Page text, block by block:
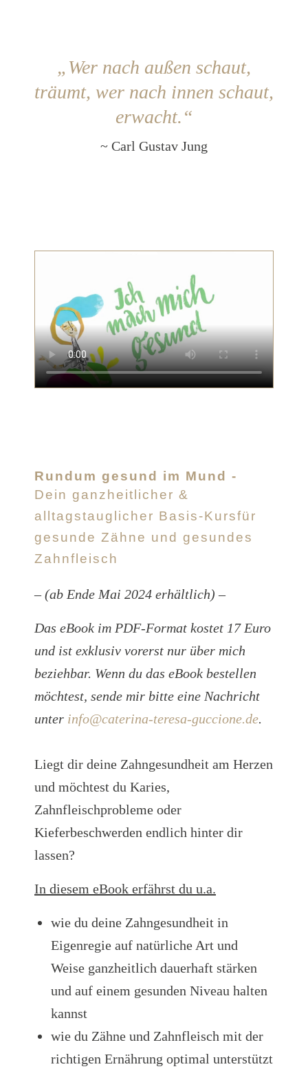
„Wer nach außen schaut,
träumt, wer nach innen schaut,
erwacht.“
~ Carl Gustav Jung
Rundum gesund im Mund -
Dein ganzheitlicher &
alltagstauglicher Basis-Kursfür
gesunde Zähne und gesundes
Zahnfleisch
– (ab Ende Mai 2024 erhältlich) –
Das eBook im PDF-Format kostet 17 Euro
und ist exklusiv vorerst nur über mich
beziehbar. Wenn du das eBook bestellen
möchtest, sende mir bitte eine Nachricht
unter info@caterina-teresa-guccione.de.
Liegt dir deine Zahngesundheit am Herzen
und möchtest du Karies,
Zahnfleischprobleme oder
Kieferbeschwerden endlich hinter dir
lassen?
In diesem eBook erfährst du u.a.
wie du deine Zahngesundheit in
Eigenregie auf natürliche Art und
Weise ganzheitlich dauerhaft stärken
und auf einem gesunden Niveau halten
kannst
wie du Zähne und Zahnfleisch mit der
richtigen Ernährung optimal unterstützt